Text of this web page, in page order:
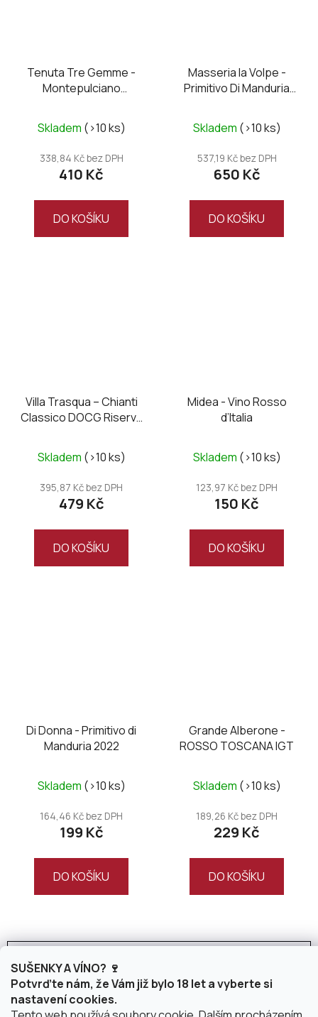
SUŠENKY A VÍNO? 🍷
Potvrďte nám, že Vám již bylo 18 let a vyberte si
nastavení cookies.
Tenuta Tre Gemme -
Montepulciano
Renascenzia 2020
Skladem (>10 ks)
338,84 Kč bez DPH
410 Kč
DO KOŠÍKU
Masseria la Volpe -
Primitivo Di Manduria
Skladem (>10 ks)
537,19 Kč bez DPH
650 Kč
DO KOŠÍKU
Villa Trasqua – Chianti
Classico DOCG Riserva
Skladem (>10 ks)
395,87 Kč bez DPH
479 Kč
DO KOŠÍKU
Midea - Vino Rosso
d’Italia
Skladem (>10 ks)
123,97 Kč bez DPH
150 Kč
DO KOŠÍKU
Di Donna - Primitivo di
Manduria 2022
Skladem (>10 ks)
164,46 Kč bez DPH
199 Kč
DO KOŠÍKU
Grande Alberone -
ROSSO TOSCANA IGT
Skladem (>10 ks)
189,26 Kč bez DPH
229 Kč
DO KOŠÍKU
O
S
r